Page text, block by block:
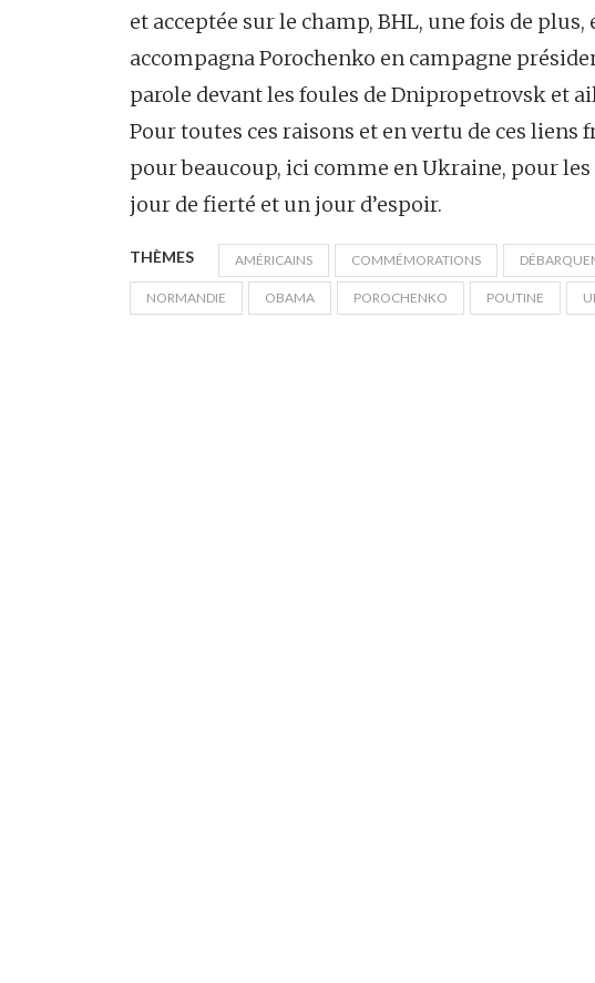
et acceptée sur le champ, BHL, une fois de
accompagna Porochenko en campagne
parole devant les foules de Dnipropetrovsk et
Pour toutes ces raisons et en vertu de ces liens
pour beaucoup, ici comme en Ukraine, pour
jour de fierté et un jour d’espoir.
THÈMES AMÉRICAINS COMMÉMORATIONS
NORMANDIE OBAMA POROCHENKO POUTINE